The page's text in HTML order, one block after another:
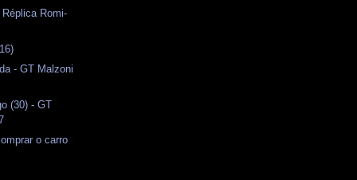
Réplica Romi-
- GT Malzoni
(30) - GT
o carro